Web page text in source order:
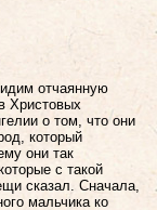
отчаянную
Христовых
о том, что они
который
они так
с такой
сказал. Сначала,
мальчика ко